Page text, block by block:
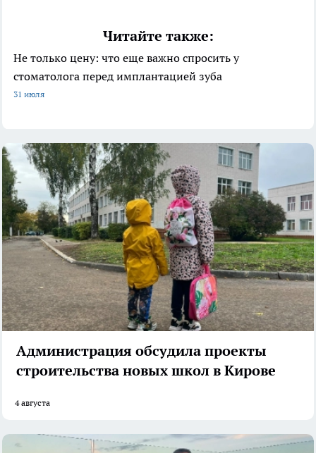
Читайте также:
Не только цену: что еще важно спросить у
стоматолога перед имплантацией зуба
31 июля
Администрация обсудила проекты
строительства новых школ в Кирове
4 августа